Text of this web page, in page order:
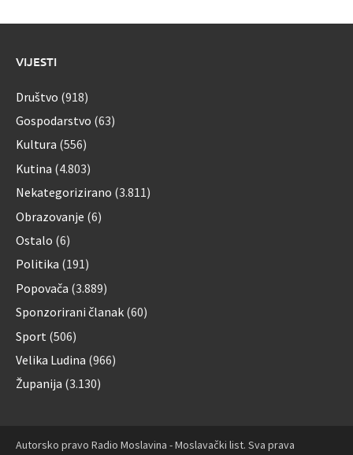
VIJESTI
Društvo (918)
Gospodarstvo (63)
Kultura (556)
Kutina (4.803)
Nekategorizirano (3.811)
Obrazovanje (6)
Ostalo (6)
Politika (191)
Popovača (3.889)
Sponzorirani članak (60)
Sport (506)
Velika Ludina (966)
Županija (3.130)
Autorsko pravo Radio Moslavina - Moslavački list. Sva prava